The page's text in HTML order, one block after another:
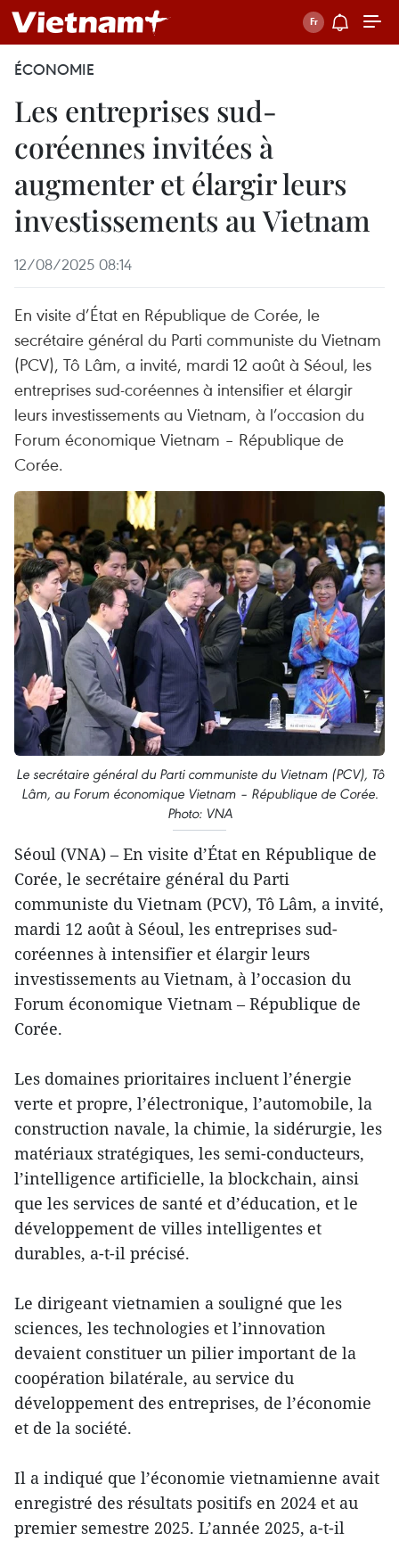
ÉCONOMIE
Les entreprises sud-
coréennes invitées à
augmenter et élargir leurs
investissements au Vietnam
12/08/2025 08:14
En visite d’État en République de Corée, le
secrétaire général du Parti communiste du Vietnam
(PCV), Tô Lâm, a invité, mardi 12 août à Séoul, les
entreprises sud-coréennes à intensifier et élargir
leurs investissements au Vietnam, à l’occasion du
Forum économique Vietnam – République de
Corée.
Le secrétaire général du Parti communiste du Vietnam (PCV), Tô
Lâm, au Forum économique Vietnam – République de Corée.
Photo: VNA
Séoul (VNA) – En visite d’État en République de
Corée, le secrétaire général du Parti
communiste du Vietnam (PCV), Tô Lâm, a invité,
mardi 12 août à Séoul, les entreprises sud-
coréennes à intensifier et élargir leurs
investissements au Vietnam, à l’occasion du
Forum économique Vietnam – République de
Corée.
Les domaines prioritaires incluent l’énergie
verte et propre, l’électronique, l’automobile, la
construction navale, la chimie, la sidérurgie, les
matériaux stratégiques, les semi-conducteurs,
l’intelligence artificielle, la blockchain, ainsi
que les services de santé et d’éducation, et le
développement de villes intelligentes et
durables, a-t-il précisé.
Le dirigeant vietnamien a souligné que les
sciences, les technologies et l’innovation
devaient constituer un pilier important de la
coopération bilatérale, au service du
développement des entreprises, de l’économie
et de la société.
Il a indiqué que l’économie vietnamienne avait
enregistré des résultats positifs en 2024 et au
premier semestre 2025. L’année 2025, a-t-il